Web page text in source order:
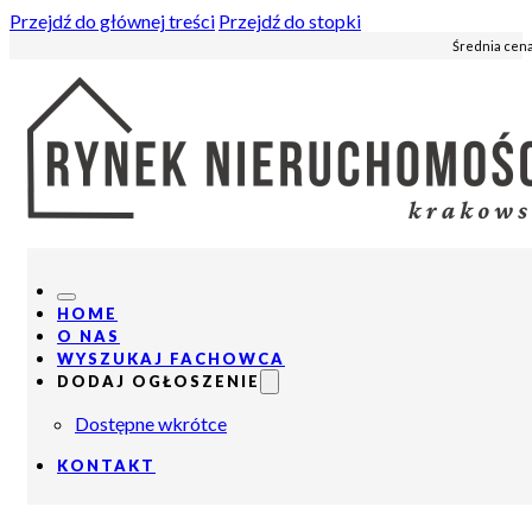
Przejdź do głównej treści Przejdź do stopki
Średnia
HOME
O NAS
WYSZUKAJ FACHOWCA
DODAJ OGŁOSZENIE
Dostępne wkrótce
KONTAKT